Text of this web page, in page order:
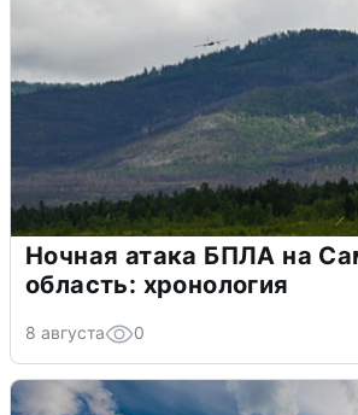
Ночная атака БПЛА на
область: хронология
8 августа 0